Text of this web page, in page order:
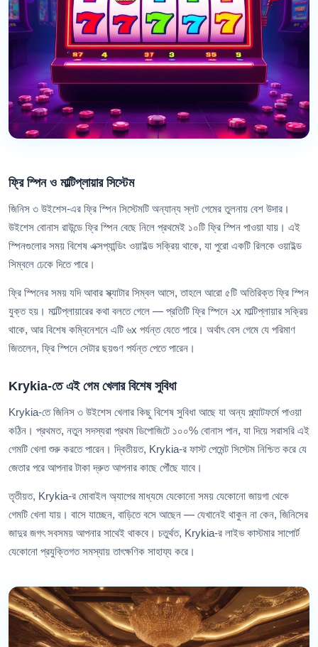
ফ্রি স্পিন ও মাল্টিপ্লায়ার সিস্টেম
জিনিস ৩ উইশেস-এর ফ্রি স্পিন সিস্টেমটি অন্যান্য স্লট গেমের তুলনায় বেশ উদার।
উইশেস বোনাস রাউন্ডে ফ্রি স্পিন বেছে নিলে প্রথমেই ১০টি ফ্রি স্পিন পাওয়া যায়। এই
স্পিনগুলোর সময় বিশেষ এক্সপ্যান্ডিং ওয়াইল্ড সক্রিয় থাকে, যা পুরো একটি রিলকে ওয়াইল্ড
সিম্বলে ঢেকে দিতে পারে।
ফ্রি স্পিনের সময় যদি আবার স্ক্যাটার সিম্বল আসে, তাহলে আরো ৫টি অতিরিক্ত ফ্রি স্পিন
যুক্ত হয়। মাল্টিপ্লায়ারের কথা বলতে গেলে — প্রতিটি ফ্রি স্পিনে ২x মাল্টিপ্লায়ার সক্রিয়
থাকে, আর বিশেষ কম্বিনেশনে এটি ৬x পর্যন্ত যেতে পারে। অর্থাৎ বেস গেমে যে পরিমাণ
জিতলেন, ফ্রি স্পিনে সেটার ছয়গুণ পর্যন্ত পেতে পারেন।
Krykia-তে এই গেম খেলার বিশেষ সুবিধা
Krykia-তে জিনিস ৩ উইশেস খেলার কিছু বিশেষ সুবিধা আছে যা অন্য প্ল্যাটফর্মে পাওয়া
কঠিন। প্রথমত, নতুন সদস্যরা প্রথম ডিপোজিটে ১০০% বোনাস পান, যা দিয়ে সরাসরি এই
গেমটি খেলা শুরু করতে পারেন। দ্বিতীয়ত, Krykia-র ফাস্ট পেমেন্ট সিস্টেম নিশ্চিত করে যে
জেতার পরে আপনার টাকা দ্রুত আপনার কাছে পৌঁছে যাবে।
তৃতীয়ত, Krykia-র মোবাইল অ্যাপের মাধ্যমে যেকোনো সময় যেকোনো জায়গা থেকে
গেমটি খেলা যায়। বাসে যাচ্ছেন, বাড়িতে বসে আছেন — যেখানেই থাকুন না কেন, জিনিসের
জাদুর জগৎ সবসময় আপনার সাথেই থাকবে। চতুর্থত, Krykia-র লাইভ কাস্টমার সাপোর্ট
যেকোনো প্রযুক্তিগত সমস্যায় তাৎক্ষণিক সাহায্য করে।